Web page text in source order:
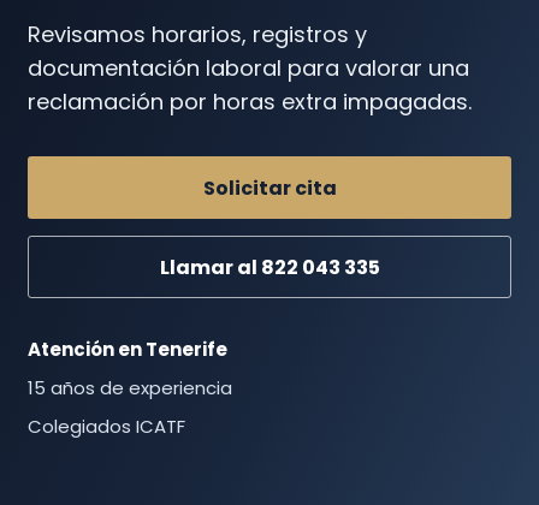
Revisamos horarios, registros y
documentación laboral para valorar una
reclamación por horas extra impagadas.
Solicitar cita
Llamar al 822 043 335
Atención en Tenerife
15 años de experiencia
Colegiados ICATF